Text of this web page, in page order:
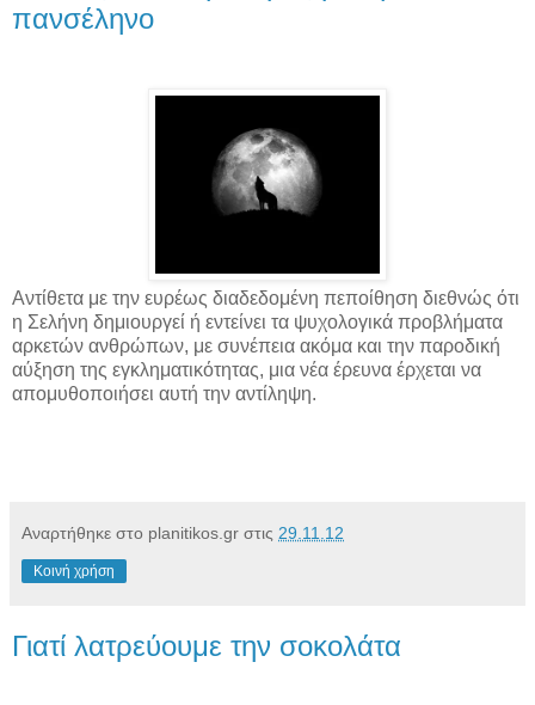
πανσέληνο
Αντίθετα με την ευρέως διαδεδομένη πεποίθηση διεθνώς ότι
η Σελήνη δημιουργεί ή εντείνει τα ψυχολογικά προβλήματα
αρκετών ανθρώπων, με συνέπεια ακόμα και την παροδική
αύξηση της εγκληματικότητας, μια νέα έρευνα έρχεται να
απομυθοποιήσει αυτή την αντίληψη.
Αναρτήθηκε στο planitikos.gr στις 29.11.12
Κοινή χρήση
Γιατί λατρεύουμε την σοκολάτα